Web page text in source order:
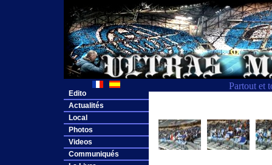
Partout et
Edito
Actualités
Local
Photos
Videos
Communiqués